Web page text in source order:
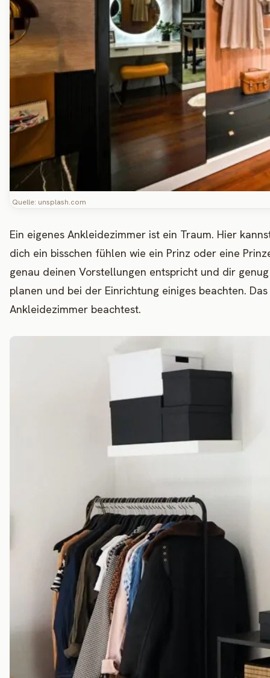
Quelle: unsplash.com
Ein eigenes Ankleidezimmer ist ein Traum. Hier
dich ein bisschen fühlen wie ein Prinz oder eine
genau deinen Vorstellungen entspricht und dir
planen und bei der Einrichtung einiges beachten.
Ankleidezimmer beachtest.